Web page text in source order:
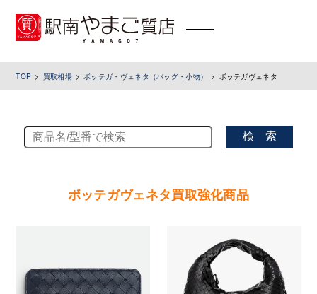
toggle
TOP 買取相場 ボッテガ・ヴェネタ（バッグ・小物） ボッテガヴェネタ
検 索
ボッテガヴェネタ買取強化商品